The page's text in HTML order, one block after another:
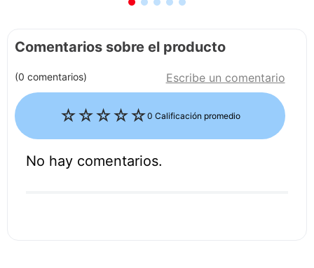
Comentarios sobre el producto
☆☆☆☆☆0 Calificación promedio
(0 comentarios) Escribe un comentario
No hay comentarios.